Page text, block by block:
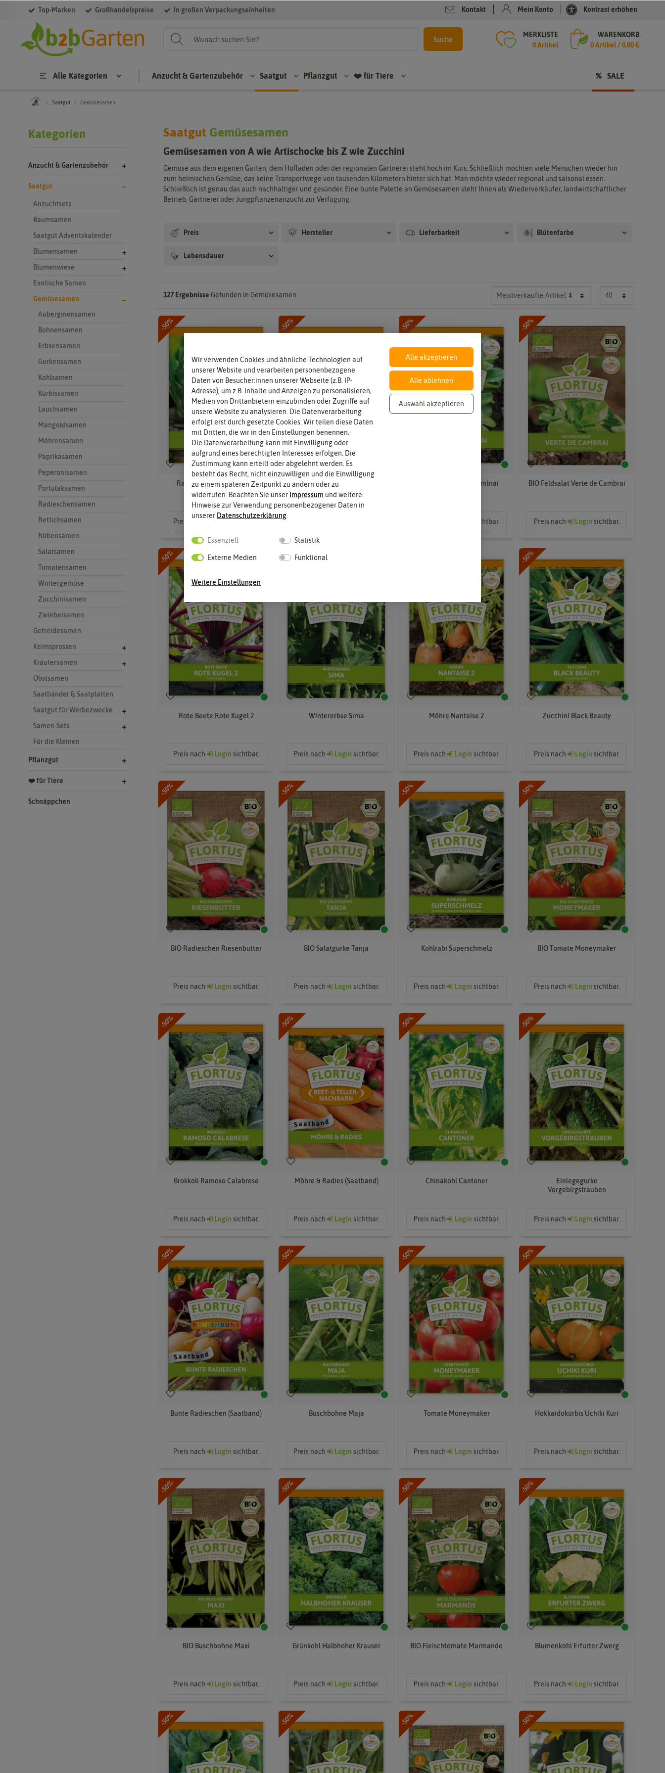
Top-Marken Großhandelspreise In großen Verpackungseinheiten Kontakt Mein Konto Kontrast erhöhen
Suche
MERKLISTE
0 Artikel
WARENKORB
0Artikel /0,00 €
Alle Kategorien Anzucht & Gartenzubehör Saatgut Pflanzgut ❤️ für Tiere SALE
Saatgut Gemüsesamen
Kategorien
Anzucht & Gartenzubehör
Saatgut
Anzuchtsets
Baumsamen
Saatgut Adventskalender
Blumensamen
Blumenwiese
Exotische Samen
Gemüsesamen
Auberginensamen
Bohnensamen
Erbsensamen
Gurkensamen
Kohlsamen
Kürbissamen
Lauchsamen
Mangoldsamen
Möhrensamen
Paprikasamen
Peperonisamen
Portulaksamen
Radieschensamen
Rettichsamen
Rübensamen
Salatsamen
Tomatensamen
Wintergemüse
Zucchinisamen
Zwiebelsamen
Getreidesamen
Keimsprossen
Kräutersamen
Obstsamen
Saatbänder & Saatplatten
Saatgut für Werbezwecke
Samen-Sets
Für die Kleinen
Pflanzgut
❤️ für Tiere
Schnäppchen
Saatgut Gemüsesamen
Gemüsesamen von A wie Artischocke bis Z wie Zucchini
Gemüse aus dem eigenen Garten, dem Hofladen oder der regionalen Gärtnerei steht hoch im Kurs. Schließlich möchten viele Menschen wieder hin
zum heimischen Gemüse, das keine Transportwege von tausenden Kilometern hinter sich hat. Man möchte wieder regional und saisonal essen.
Schließlich ist genau das auch nachhaltiger und gesünder. Eine bunte Palette an Gemüsesamen steht Ihnen als Wiederverkäufer, landwirtschaftlicher
Betrieb, Gärtnerei oder Jungpflanzenanzucht zur Verfügung.
Preis Hersteller Lieferbarkeit Blütenfarbe
Lebensdauer
127 Ergebnisse Gefunden in Gemüsesamen
-50%
Radieschen Riesenbutter
Preis nach Loginsichtbar.
-50%
Mangold Bright Lights
-50%
Feldsalat Verte de Cambrai
sichtbar.
-50%
BIO Feldsalat Verte de Cambrai
Preis nach Login sichtbar.
-50%
Rote Beete Rote Kugel 2
Preis nach Login sichtbar.
-50%
Wintererbse Sima
Preis nach Login sichtbar.
Möhre Nantaise 2
Preis nach Login sichtbar.
-50%
Zucchini Black Beauty
Preis nach Login sichtbar.
-50%
BIO Radieschen Riesenbutter
Preis nach Login sichtbar.
-50%
BIO Salatgurke Tanja
Preis nach Login sichtbar.
-50%
Kohlrabi Superschmelz
Preis nach Login sichtbar.
-50%
BIO Tomate Moneymaker
Preis nach Login sichtbar.
-50%
Brokkoli Ramoso Calabrese
Preis nach Login sichtbar.
-50%
Möhre & Radies (Saatband)
Preis nach Login sichtbar.
-50%
Chinakohl Cantoner
Preis nach Login sichtbar.
-50%
Einlegegurke
Vorgebirgstrauben
Preis nach Login sichtbar.
-50%
Bunte Radieschen (Saatband)
Preis nach Login sichtbar.
-50%
Buschbohne Maja
Preis nach Login sichtbar.
-50%
Tomate Moneymaker
Preis nach Login sichtbar.
-50%
Hokkaidokürbis Uchiki Kuri
Preis nach Login sichtbar.
-50%
BIO Buschbohne Maxi
Preis nach Login sichtbar.
-50%
Grünkohl Halbhoher Krauser
Preis nach Login sichtbar.
-50%
BIO Fleischtomate Marmande
Preis nach Login sichtbar.
-50%
Blumenkohl Erfurter Zwerg
Preis nach Login sichtbar.
-50% -50% -50% -50%
Filter
Wir verwenden Cookies und ähnliche Technologien auf
unserer Website und verarbeiten personenbezogene
Daten von Besucher:innen unserer Webseite (z.B. IP-
Adresse), um z.B. Inhalte und Anzeigen zu personalisieren,
Medien von Drittanbietern einzubinden oder Zugriffe auf
unsere Website zu analysieren. Die Datenverarbeitung
erfolgt erst durch gesetzte Cookies. Wir teilen diese Daten
mit Dritten, die wir in den Einstellungen benennen.
Die Datenverarbeitung kann mit Einwilligung oder
aufgrund eines berechtigten Interesses erfolgen. Die
Zustimmung kann erteilt oder abgelehnt werden. Es
besteht das Recht, nicht einzuwilligen und die Einwilligung
zu einem späteren Zeitpunkt zu ändern oder zu
widerrufen. Beachten Sie unser Impressum und weitere
Hinweise zur Verwendung personenbezogener Daten in
unserer Daten­schutz­erklärung
Essenziell Statistik
Externe Medien Funktional
Weitere Einstellungen
Alle akzeptieren
Alle ablehnen
Auswahl akzeptieren